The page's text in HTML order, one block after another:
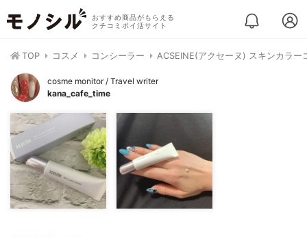
おすすめ商品がもらえる
クチコミポイ活サイト
TOP コスメ コンシーラー ACSEINE(アクセーヌ) スキンカラー
cosme monitor / Travel writer
kana_cafe_time